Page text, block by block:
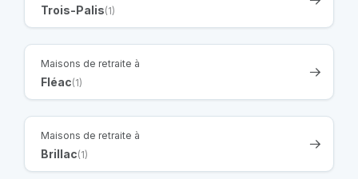
Trois-Palis(1)
Maisons de retraite à
Fléac(1)
Maisons de retraite à
Brillac(1)